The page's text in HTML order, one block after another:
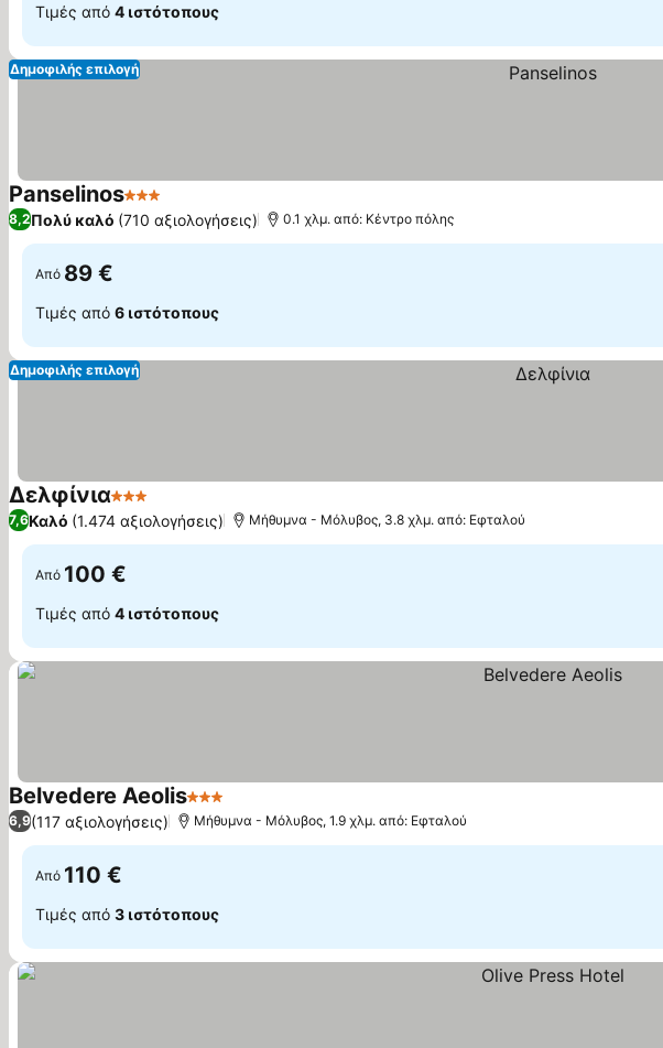
Τιμές από 4 ιστότοπους
Δημοφιλής επιλογή
Panselinos3 Αστέρια
8,2Πολύ καλό (710 αξιολογήσεις) 0.1 χλμ. από: Κέντρο πόλης
Από 89 €
Τιμές από 6 ιστότοπους
Δημοφιλής επιλογή
Δελφίνια3 Αστέρια
7,6Καλό (1.474 αξιολογήσεις) Μήθυμνα - Μόλυβος, 3.8 χλμ. από: Εφταλού
Από 100 €
Τιμές από 4 ιστότοπους
Belvedere Aeolis3 Αστέρια
6,9(117 αξιολογήσεις) Μήθυμνα - Μόλυβος, 1.9 χλμ. από: Εφταλού
Από 110 €
Τιμές από 3 ιστότοπους